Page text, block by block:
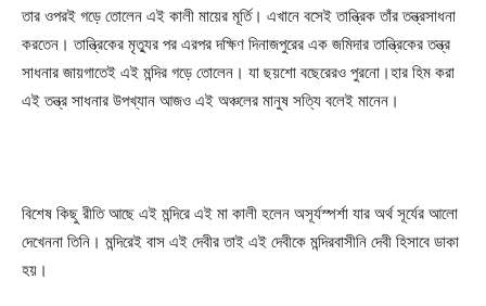
তার ওপরই গড়ে তোলেন এই কালী মায়ের মূর্তি। এখানে বসেই তান্ত্রিক তাঁর তন্ত্রসাধনা
করতেন। তান্ত্রিকের মৃত্যুর পর এরপর দক্ষিণ দিনাজপুরের এক জমিদার তান্ত্রিকের তন্ত্র
সাধনার জায়গাতেই এই মন্দির গড়ে তোলেন। যা ছয়শো বছেরেরও পুরনো।হার হিম করা
এই তন্ত্র সাধনার উপখ্যান আজও এই অঞ্চলের মানুষ সত্যি বলেই মানেন।
বিশেষ কিছু রীতি আছে এই মন্দিরে এই মা কালী হলেন অসূর্যস্পর্শা যার অর্থ সূর্যের আলো
দেখেননা তিনি। মন্দিরেই বাস এই দেবীর তাই এই দেবীকে মন্দিরবাসীনি দেবী হিসাবে ডাকা
হয়।